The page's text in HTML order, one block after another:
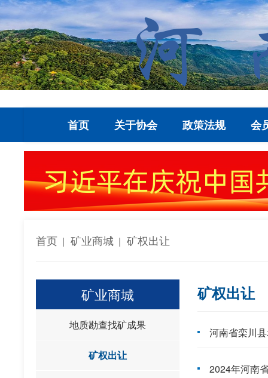
首页 关于协会 政策法规 会
首页 矿业商城 矿权出让
矿业商城
地质勘查找矿成果
矿权出让
矿权出让
河南省栾川
2024年河南